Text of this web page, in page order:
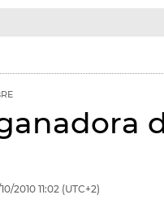
2010 11:02 (UTC+2)